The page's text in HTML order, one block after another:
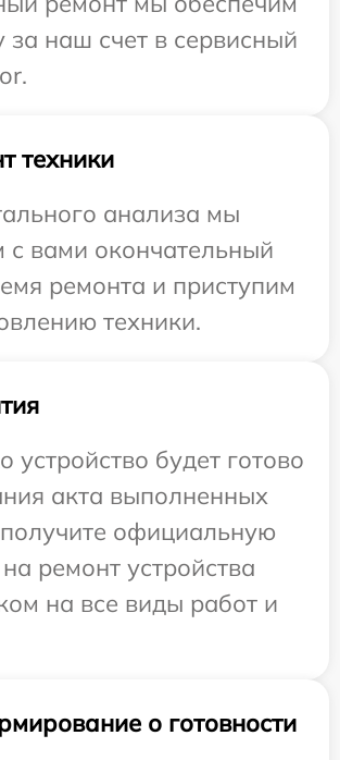
за наш счет в сервисный
техники
анализа мы
с вами окончательный
ремонта и приступим
техники.
устройство будет готово
акта выполненных
официальную
ремонт устройства
на все виды работ и
о готовности